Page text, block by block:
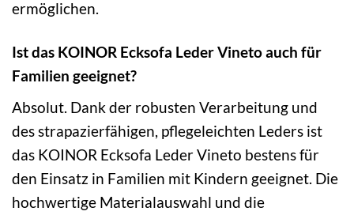
ermöglichen.
Ist das KOINOR Ecksofa Leder Vineto auch für
Familien geeignet?
Absolut. Dank der robusten Verarbeitung und
des strapazierfähigen, pflegeleichten Leders ist
das KOINOR Ecksofa Leder Vineto bestens für
den Einsatz in Familien mit Kindern geeignet. Die
hochwertige Materialauswahl und die